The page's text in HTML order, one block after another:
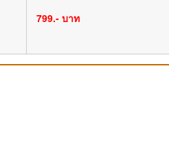
799.- บาท